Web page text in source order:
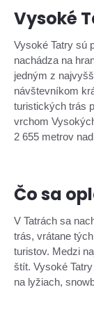
Vysoké
Vysoké Tatry sú
nachádza na
jedným z
návštevníkom
turistických trás
vrchom
2 655 metrov
Čo sa
V Tatrách sa
trás, vrátane
turistov. Medzi
štít. Vysoké
na lyžiach,